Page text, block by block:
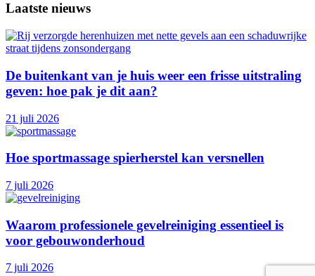
Laatste nieuws
De buitenkant van je huis weer een frisse uitstraling
geven: hoe pak je dit aan?
21 juli 2026
Hoe sportmassage spierherstel kan versnellen
7 juli 2026
Waarom professionele gevelreiniging essentieel is
voor gebouwonderhoud
7 juli 2026